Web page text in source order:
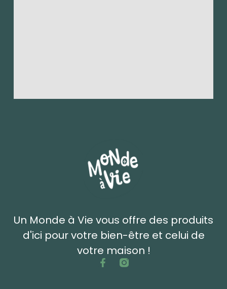
Un Monde à Vie vous offre des produits
d'ici pour votre bien-être et celui de
votre maison !